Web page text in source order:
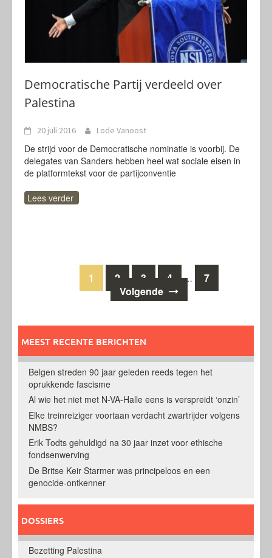
Democratische Partij verdeeld over
Palestina
20 juli 2016 Lode Vanoost
De strijd voor de Democratische nominatie is voorbij. De
delegates van Sanders hebben heel wat sociale eisen in
de platformtekst voor de partijconventie
Lees verder
Berichten
1 2 3 4 …
7
Volgende
MEEST RECENTE BERICHTEN
Belgen streden 90 jaar geleden reeds tegen het
oprukkende fascisme
Al wie het niet met N-VA-Halle eens is verspreidt ‘onzin’
Elke treinreiziger voortaan verdacht zwartrijder volgens
NMBS?
Erik Todts gehuldigd na 30 jaar inzet voor ethische
fondsenwerving
De Britse Keir Starmer was principeloos en een
genocide-ontkenner
DOSSIERS
Bezetting Palestina